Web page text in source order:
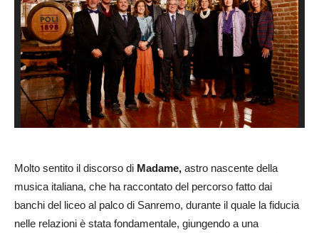
Molto sentito il discorso di Madame, astro nascente della
musica italiana, che ha raccontato del percorso fatto dai
banchi del liceo al palco di Sanremo, durante il quale la fiducia
nelle relazioni è stata fondamentale, giungendo a una